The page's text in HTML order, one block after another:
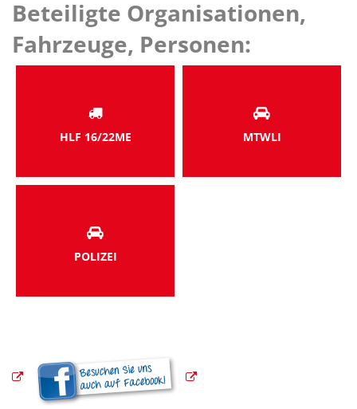
Beteiligte Organisationen,
Fahrzeuge, Personen:
HLF 16/22ME MTWLI
POLIZEI